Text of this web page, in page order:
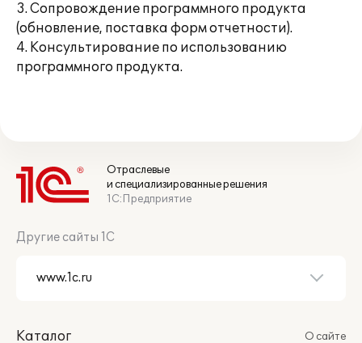
3. Сопровождение программного продукта
(обновление, поставка форм отчетности).
4. Консультирование по использованию
программного продукта.
Отраслевые
и специализированные решения
1С:Предприятие
Другие сайты 1С
Каталог
О сайте